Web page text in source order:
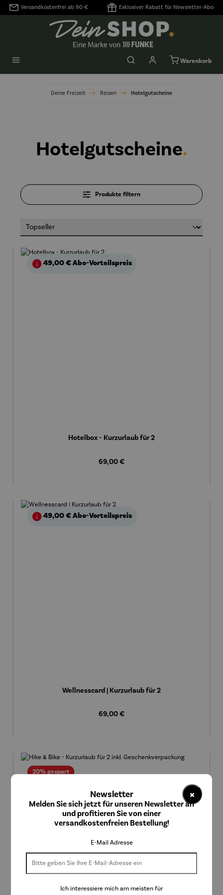
springen
Versandkostenfrei ab 90 € Exklusiver Rabatt für Newsletter-Abo
Warenkorb
Deine Freizeit Reisen Hotelgutscheine
Hotelgutscheine.
Produkte filtern
49,00 €Abo-Vorteilspreis
Hotelbox - Kurzurlaub für 2
Regulärer Preis:
69,00 €
49,00 €Abo-Vorteilspreis
Wellnesscard | Kurzurlaub für 2
Regulärer Preis:
69,00 €
20% gespartRabatt
×
Newsletter
Melden Sie sich jetzt für unseren Newsletter an
und profitieren Sie von einer
versandkostenfreien Bestellung!
E-Mail Adresse
Ich interessiere mich am meisten für